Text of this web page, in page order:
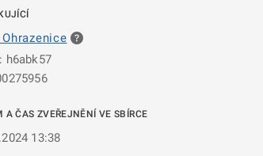
h6abk57
A ČAS ZVEŘEJNĚNÍ VE SBÍRCE
13:38